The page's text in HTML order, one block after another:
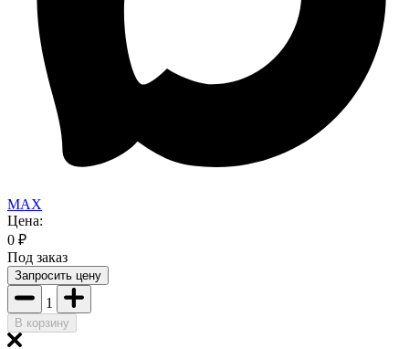
MAX
Цена:
0 ₽
Под заказ
Запросить цену
1
В корзину